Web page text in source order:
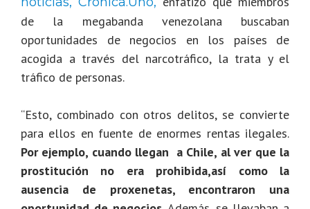
de la megabanda venezolana buscaban
oportunidades de negocios en los países de
acogida a través del narcotráfico, la trata y el
tráfico de personas.
“Esto, combinado con otros delitos, se convierte
para ellos en fuente de enormes rentas ilegales.
Por ejemplo, cuando llegan a Chile, al ver que la
prostitución no era prohibida,así como la
ausencia de proxenetas, encontraron una